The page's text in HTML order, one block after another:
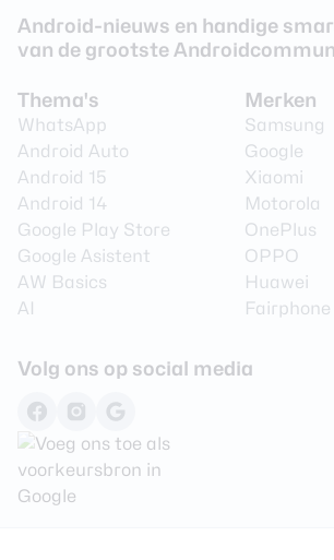
Android-nieuws en handige
van de grootste
Thema's
WhatsApp
Android Auto
Android 15
Android 14
Google Play Store
Google Asistent
AW Basics
AI
Merken
Samsung
Google
Xiaomi
Motorola
OnePlus
OPPO
Huawei
Fairphone
Volg ons op social media